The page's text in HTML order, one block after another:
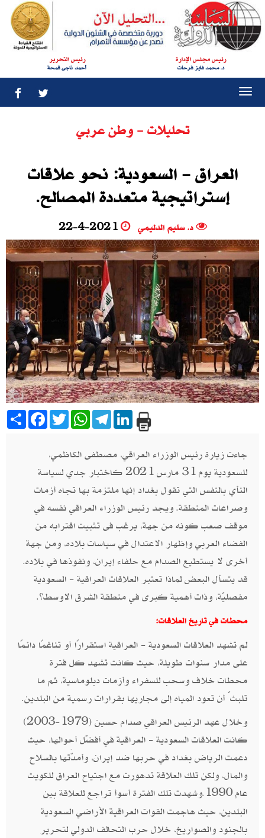
رئيس مجلس الإدارة
د. محمد فايز فرحات
رئيس التحرير
أحمد ناجى قمحة
تحليلات - وطن عربي
العراق - السعودية: نحو علاقات
إستراتيجية متعددة المصالح.‮
د. سليم الدليمي 22-4-2021
Share Facebook
TwitterWhatsAppTelegramLinkedIn
جاءت زيارة رئيس الوزراء العراقي، مصطفى الكاظمي،
للسعودية يوم 31 مارس 2021 كاختبار جدي لسياسة
النأي بالنفس التي تقول بغداد إنها ملتزمة بها تجاه أزمات
وصراعات المنطقة. ويجد رئيس الوزراء العراقي نفسه في
موقف صعب كونه من جهة، يرغب فى تثبيت اقترابه من
الفضاء العربي وإظهار الاعتدال في سياسات بلاده، ومن جهة
أخرى لا يستطيع الصدام مع حلفاء إيران، ونفوذها في بلاده.
قد يتسأل البعض لماذا تعتبر العلاقات العراقية - السعودية
مفصليّة، وذات أهمية كبرى في منطقة الشرق الاوسط؟.
محطات في تاريخ العلاقات:
لم تشهد العلاقات السعودية - العراقية استقرارًا أو تناغمًا دائمًا
على مدار سنوات طويلة، حيث كانت تشهد كل فترة
محطات خلاف وسحب للسفراء وأزمات دبلوماسية، ثم ما
تلبثّ أن تعود المياه إلى مجاريها بقرارات رسمية من البلدين.
وخلال عهد الرئيس العراقي صدام حسين (1979-2003)
كانت العلاقات السعودية - العراقية في أفضّل أحوالها، حيث
دعمت الرياض بغداد في حربها ضد إيران، وأمدَّتها بالسلاح
والمال، ولكن تلك العلاقة تدهورت مع اجتياح العراق للكويت
عام 1990
.وشهدت تلك الفترة أسوأ تراجع للعلاقة بين
البلدين، حيث هاجمت القوات العراقية الأراضي السعودية
بالجنود والصواريخ، خلال حرب التحالف الدولي لتحرير